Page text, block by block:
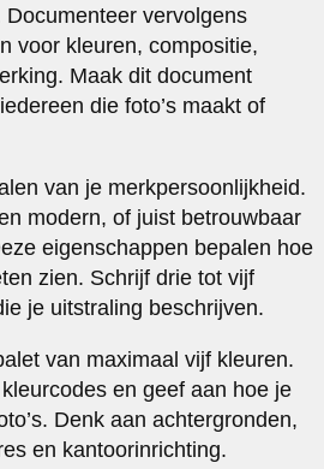
Documenteer vervolgens
voor kleuren, compositie,
Maak dit document
die foto’s maakt of
van je merkpersoonlijkheid.
modern, of juist betrouwbaar
eigenschappen bepalen hoe
zien. Schrijf drie tot vijf
je uitstraling beschrijven.
van maximaal vijf kleuren.
en geef aan hoe je
Denk aan achtergronden,
en kantoorinrichting.